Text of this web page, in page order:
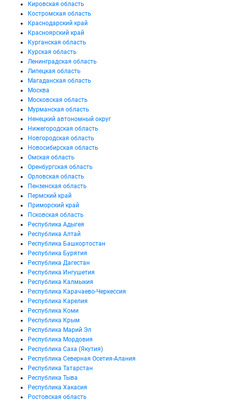
Кировская область
Костромская область
Краснодарский край
Красноярский край
Курганская область
Курская область
Ленинградская область
Липецкая область
Магаданская область
Москва
Московская область
Мурманская область
Ненецкий автономный округ
Нижегородская область
Новгородская область
Новосибирская область
Омская область
Оренбургская область
Орловская область
Пензенская область
Пермский край
Приморский край
Псковская область
Республика Адыгея
Республика Алтай
Республика Башкортостан
Республика Бурятия
Республика Дагестан
Республика Ингушетия
Республика Калмыкия
Республика Карачаево-Черкессия
Республика Карелия
Республика Коми
Республика Крым
Республика Марий Эл
Республика Мордовия
Республика Саха (Якутия)
Республика Северная Осетия-Алания
Республика Татарстан
Республика Тыва
Республика Хакасия
Ростовская область